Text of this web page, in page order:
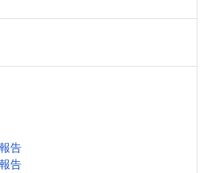
告
告